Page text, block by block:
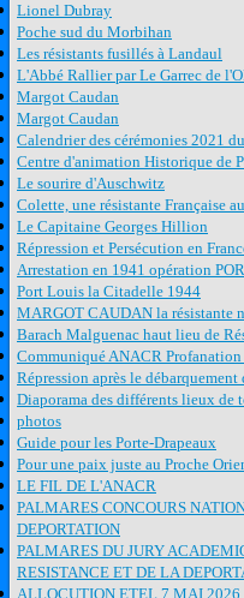
Lionel Dubray
Poche sud du Morbihan
Les résistants fusillés à Landaul
L'Abbé Rallier par Le Garrec de
Margot Caudan
Margot Caudan
Calendrier des cérémonies 2021
Centre d'animation Historique de
Le sourire d'Auschwitz
Colette, une résistante Française
Le Capitaine Georges Hillion
Répression et Persécution en
Arrestation en 1941 opération
Port Louis la Citadelle 1944
MARGOT CAUDAN la résistante
Barach Malguenac haut lieu de
Communiqué ANACR
Répression après le
Diaporama des différents lieux de
photos
Guide pour les Porte-Drapeaux
Pour une paix juste au Proche
LE FIL DE L'ANACR
PALMARES CONCOURS
DEPORTATION
PALMARES DU JURY
RESISTANCE ET DE LA
ALLOCUTION ETEL 7 MAI 2026